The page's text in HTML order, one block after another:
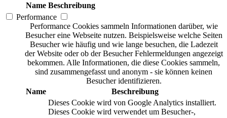
Name Beschreibung
Performance
Performance Cookies sammeln Informationen darüber, wie
Besucher eine Webseite nutzen. Beispielsweise welche Seiten
Besucher wie häufig und wie lange besuchen, die Ladezeit
der Website oder ob der Besucher Fehlermeldungen angezeigt
bekommen. Alle Informationen, die diese Cookies sammeln,
sind zusammengefasst und anonym - sie können keinen
Besucher identifizieren.
Name
Beschreibung
Dieses Cookie wird von Google Analytics installiert.
Dieses Cookie wird verwendet um Besucher-,